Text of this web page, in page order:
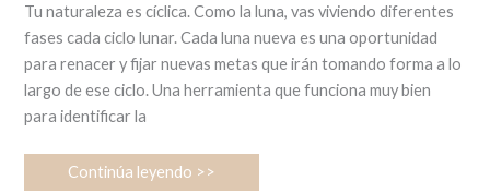
Tu naturaleza es cíclica. Como la luna, vas viviendo diferentes
fases cada ciclo lunar. Cada luna nueva es una oportunidad
para renacer y fijar nuevas metas que irán tomando forma a lo
largo de ese ciclo. Una herramienta que funciona muy bien
para identificar la
Continúa leyendo >>